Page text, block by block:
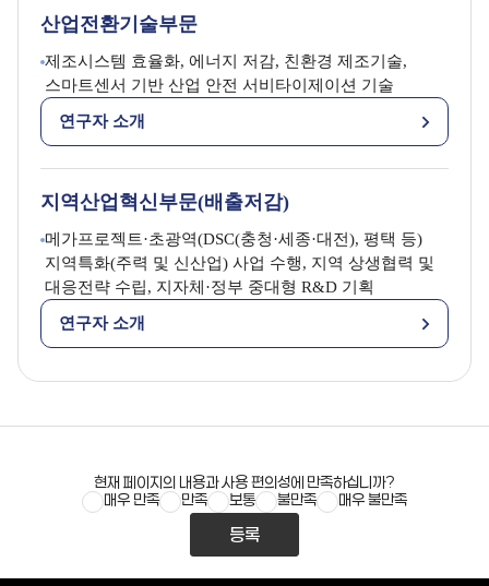
산업전환기술부문
제조시스템 효율화, 에너지 저감, 친환경 제조기술,
스마트센서 기반 산업 안전 서비타이제이션 기술
연구자 소개
지역산업혁신부문(배출저감)
메가프로젝트·초광역(DSC(충청·세종·대전), 평택 등)
지역특화(주력 및 신산업) 사업 수행, 지역 상생협력 및
대응전략 수립, 지자체·정부 중대형 R&D 기획
연구자 소개
현재 페이지의 내용과 사용 편의성에 만족하십니까?
매우 만족
만족 보통 불만족 매우 불만족
등록